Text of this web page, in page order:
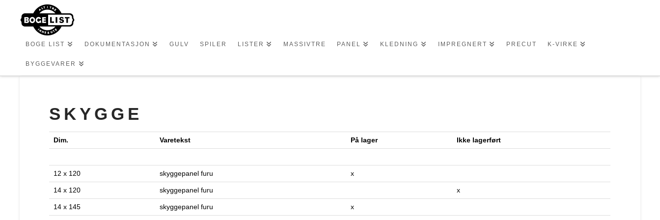
BOGE LIST DOKUMENTASJON GULV SPILER LISTER MASSIVTRE PANEL KLEDNING IMPREGNERT PRECUT K-VIRKE
BYGGEVARER
SKYGGE
Dim. Varetekst På lager Ikke lagerført
12 x 120 skyggepanel furu x
14 x 120 skyggepanel furu x
14 x 145 skyggepanel furu x